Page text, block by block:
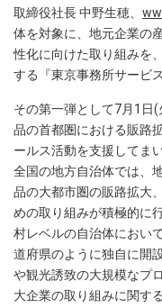
取締役社長 中野生穂、
体を対象に、地元企業の
性化に向けた取り組みを
する『東京事務所サービ
その第一弾として7月1日
品の首都圏における販路
ールス活動を支援してま
全国の地方自治体では、
品の大都市圏の販路拡大
めの取り組みが積極的に
村レベルの自治体におい
道府県のように独自に開
や観光誘致の大規模なプ
大企業の取り組みに関す